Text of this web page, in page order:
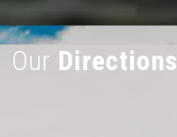
Our Directions